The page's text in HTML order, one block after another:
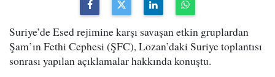
Suriye’de Esed rejimine karşı savaşan etkin gruplardan
Şam’ın Fethi Cephesi (ŞFC), Lozan’daki Suriye toplantısı
sonrası yapılan açıklamalar hakkında konuştu.